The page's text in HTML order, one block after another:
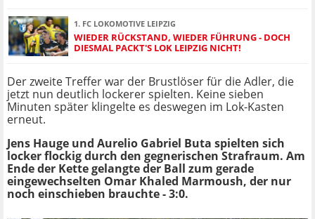
1. FC LOKOMOTIVE LEIPZIG
WIEDER RÜCKSTAND, WIEDER FÜHRUNG - DOCH
DIESMAL PACKT'S LOK LEIPZIG NICHT!
Der zweite Treffer war der Brustlöser für die Adler, die
jetzt nun deutlich lockerer spielten. Keine sieben
Minuten später klingelte es deswegen im Lok-Kasten
erneut.
Jens Hauge und Aurelio Gabriel Buta spielten sich
locker flockig durch den gegnerischen Strafraum. Am
Ende der Kette gelangte der Ball zum gerade
eingewechselten Omar Khaled Marmoush, der nur
noch einschieben brauchte - 3:0.